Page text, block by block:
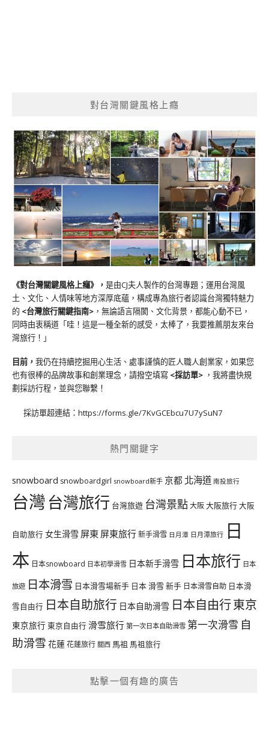
對台灣關鍵風格上癮
《對台灣關鍵風格上癮》 ， 是由CJ夫人製作的台灣專題；運用台灣風
土、文化、人情味等地方深厚底蘊，構成專為旅行者認識台灣獨特魅力
的 <台灣旅行關鍵指南> ，無論語言隔閡、文化背景，都能心動不已，
同時由衷稱道「哇！這是一種全新的感受，太棒了，我要推薦朋友來台
灣旅行！」
目前， 我仍在持續挖掘用心生活、處事謹慎的匠人職人創業家，如果您
也有很棒的品牌故事和創業理念，請撥空填寫 <採訪單> ，我將盡快規
劃採訪行程，並與您聯繫！
採訪單超連結： https://forms.gle/7KvGCEbcu7U7ySuN7
熱門關鍵字
snowboard snowboardgirl snowboard新手 京都 北海道 南投旅行
台灣台灣旅行 台灣旅遊 台灣景點大阪大阪旅行大阪
自助旅行 女生滑雪 屏東 屏東旅行新手滑雪 日月潭 日月潭旅行 日
本 日本snowboard 日本初學滑雪 日本新手滑雪 日本旅行 日本
旅遊 日本滑雪 日本滑雪場新手 日本 滑雪 新手 日本滑雪自助 日本滑
雪自由行 日本自助旅行 日本自助滑雪 日本自由行東京
東京旅行 東京自由行 滑雪旅行 第一次日本自助滑雪 第一次滑雪 自
助滑雪 花蓮花蓮旅行 關西 馬祖 馬祖旅行
點擊一個有趣的廣告